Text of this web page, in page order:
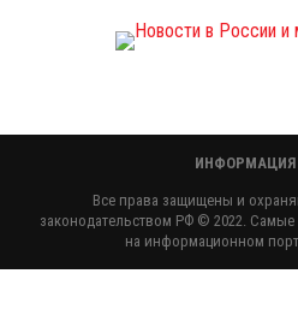
ИНФОРМАЦИЯ
Все права защищены и
законодательством РФ © 2022.
на информационном